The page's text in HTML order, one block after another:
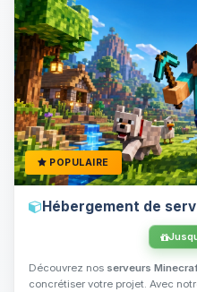
POPULAIRE
Hébergement de
Découvrez nos serveurs
concrétiser votre projet. Avec